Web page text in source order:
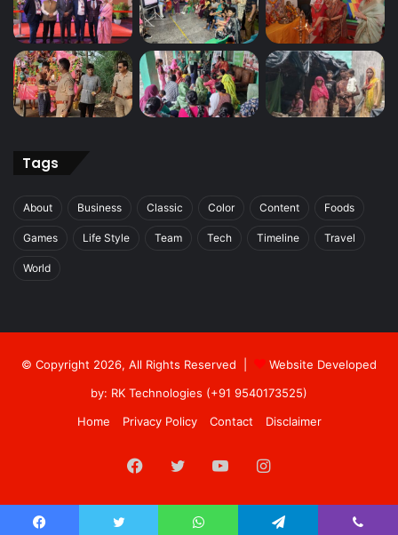
Tags
About Business Classic Color Content Foods
Games Life Style Team Tech Timeline Travel
World
© Copyright 2026, All Rights Reserved |
Website Developed
by: RK Technologies (+91 9540173525)
Home
Privacy Policy Contact Disclaimer
Facebook
TwitterYouTubeInstagram